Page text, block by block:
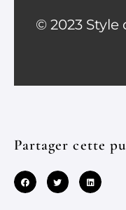
© 2023 Style
Partager cette